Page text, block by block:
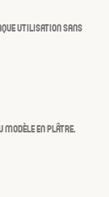
utilisation sans
modèle en plâtre.